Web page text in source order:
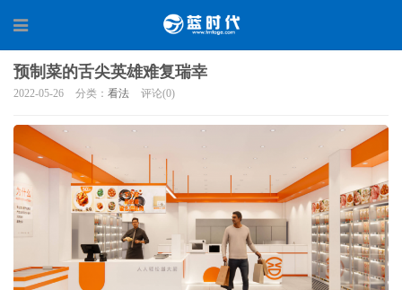
预制菜的舌尖英雄难复瑞幸
2022-05-26 分类： 看法 评论(0)